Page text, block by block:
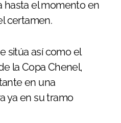
hasta el momento en
certamen.
sitúa así como el
la Copa Chenel,
en una
ya en su tramo